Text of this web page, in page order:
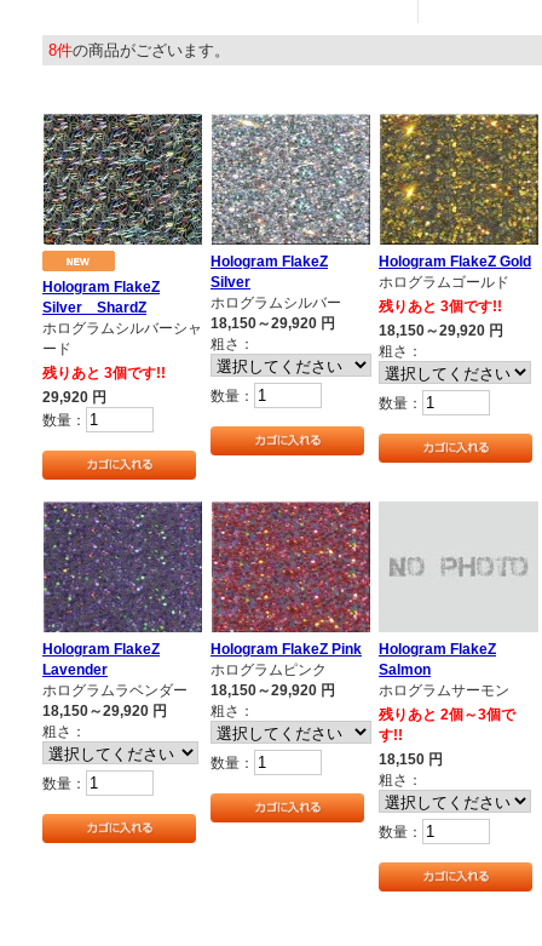
8件の商品がございます。
Hologram FlakeZ
Silver ShardZ
ホログラムシルバーシャ
ード
残りあと 3個です!!
29,920 円
数量：
Hologram FlakeZ
Silver
ホログラムシルバー
18,150～29,920 円
粗さ：
数量：
Hologram FlakeZ Gold
ホログラムゴールド
残りあと 3個です!!
18,150～29,920 円
粗さ：
数量：
Hologram FlakeZ
Lavender
ホログラムラベンダー
18,150～29,920 円
粗さ：
数量：
Hologram FlakeZ Pink
ホログラムピンク
18,150～29,920 円
粗さ：
数量：
Hologram FlakeZ
Salmon
ホログラムサーモン
残りあと 2個～3個で
す!!
18,150 円
粗さ：
数量：